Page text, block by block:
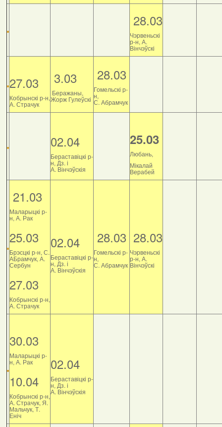
28.03
Чэрвеньскі
р-н, А.
Вінчэўскі
27.03
Кобрынскі р-н,
А. Страчук
3.03
Беражаны,
Жорж Гулеўскі
28.03
Гомельскі р-
н,
С. Абрамчук
02.04
Бераставіцкі р-
н, Дз. і
А. Вінчэўскія
25.03
Любань,
Мікалай
Верабей
21.03
Маларыцкі р-
н, А. Рак
25.03
Брэсцкі р-н, С.
АБрамчук, А.
Сербун
27.03
Кобрынскі р-н,
А. Страчук
02.04
Бераставіцкі р-
н, Дз. і
А. Вінчэўскія
28.03
Гомельскі р-
н,
С. Абрамчук
28.03
Чэрвеньскі
р-н, А.
Вінчэўскі
30.03
Маларыцкі р-
н, А. Рак
10.04
Кобрынскі р-н,
А. Страчук, Я.
Мальчук, Т.
Еніч
02.04
Бераставіцкі р-
н, Дз. і
А. Вінчэўскія